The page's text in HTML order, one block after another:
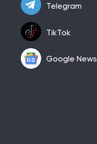
Telegram
TikTok
Google News